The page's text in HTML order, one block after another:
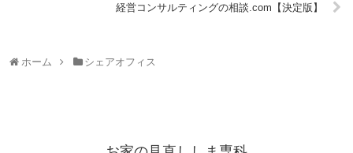
経営コンサルティングの相談.com【決定版】
ホーム シェアオフィス